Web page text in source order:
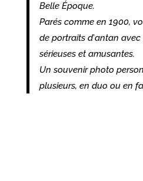
Belle Époque.
Parés comme en 1900,
de portraits d’antan avec
sérieuses et amusantes.
Un souvenir photo
plusieurs, en duo ou en